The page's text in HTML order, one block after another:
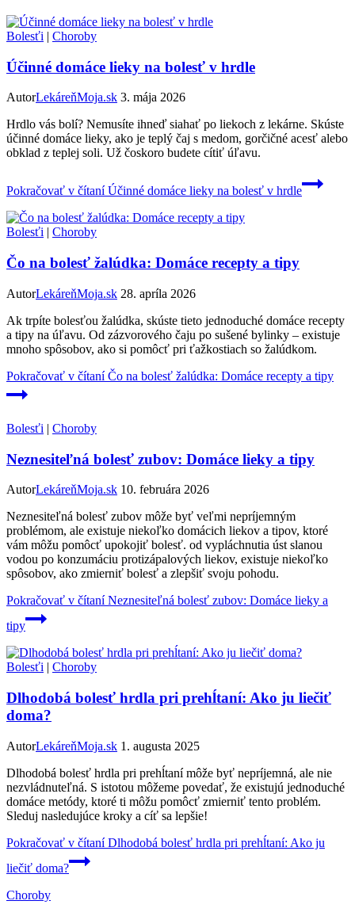
Bolesťi | Choroby
Účinné domáce lieky na bolesť v hrdle
AutorLekáreňMoja.sk 3. mája 2026
Hrdlo vás bolí? Nemusíte ihneď siahať po liekoch z lekárne. Skúste
účinné domáce lieky, ako je teplý čaj s medom, gorčičné acesť alebo
obklad z teplej soli. Už čoskoro budete cítiť úľavu.
Pokračovať v čítaníÚčinné domáce lieky na bolesť v hrdle
Bolesťi | Choroby
Čo na bolesť žalúdka: Domáce recepty a tipy
AutorLekáreňMoja.sk 28. apríla 2026
Ak trpíte bolesťou žalúdka, skúste tieto jednoduché domáce recepty
a tipy na úľavu. Od zázvorového čaju po sušené bylinky – existuje
mnoho spôsobov, ako si pomôcť pri ťažkostiach so žalúdkom.
Pokračovať v čítaníČo na bolesť žalúdka: Domáce recepty a tipy
Bolesťi | Choroby
Neznesiteľná bolesť zubov: Domáce lieky a tipy
AutorLekáreňMoja.sk 10. februára 2026
Neznesiteľná bolesť zubov môže byť veľmi nepríjemným
problémom, ale existuje niekoľko domácich liekov a tipov, ktoré
vám môžu pomôcť upokojiť bolesť. od vypláchnutia úst slanou
vodou po konzumáciu protizápalových liekov, existuje niekoľko
spôsobov, ako zmierniť bolesť a zlepšiť svoju pohodu.
Pokračovať v čítaníNeznesiteľná bolesť zubov: Domáce lieky a
tipy
Bolesťi | Choroby
Dlhodobá bolesť hrdla pri prehĺtaní: Ako ju liečiť
doma?
AutorLekáreňMoja.sk 1. augusta 2025
Dlhodobá bolesť hrdla pri prehĺtaní môže byť nepríjemná, ale nie
nezvládnuteľná. S istotou môžeme povedať, že existujú jednoduché
domáce metódy, ktoré ti môžu pomôcť zmierniť tento problém.
Sleduj nasledujúce kroky a cíť sa lepšie!
Pokračovať v čítaníDlhodobá bolesť hrdla pri prehĺtaní: Ako ju
liečiť doma?
Choroby